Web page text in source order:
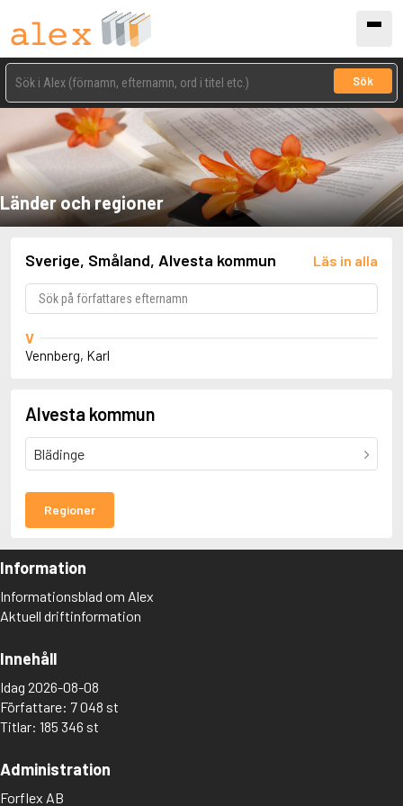
Sök
Länder och regioner
Sverige, Småland, Alvesta kommun Läs in alla
V
Vennberg, Karl
Alvesta kommun
Blädinge
Regioner
Information
Informationsblad om Alex
Aktuell driftinformation
Innehåll
Idag 2026-08-08
Författare: 7 048 st
Titlar: 185 346 st
Administration
Forflex AB